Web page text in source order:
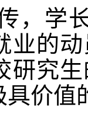
，学
业的
研究
价值